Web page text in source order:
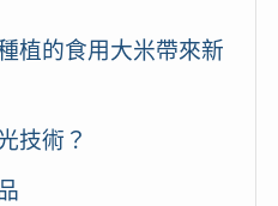
植的食用大米帶來新
技術？